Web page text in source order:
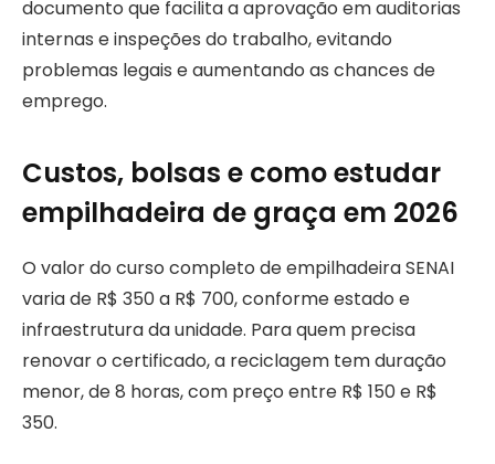
documento que facilita a aprovação em auditorias
internas e inspeções do trabalho, evitando
problemas legais e aumentando as chances de
emprego.
Custos, bolsas e como estudar
empilhadeira de graça em 2026
O valor do curso completo de empilhadeira SENAI
varia de R$ 350 a R$ 700, conforme estado e
infraestrutura da unidade. Para quem precisa
renovar o certificado, a reciclagem tem duração
menor, de 8 horas, com preço entre R$ 150 e R$
350.